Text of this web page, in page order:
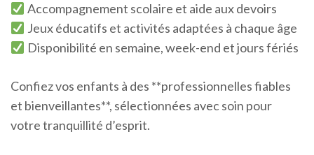
Accompagnement scolaire et aide aux devoirs
Jeux éducatifs et activités adaptées à chaque âge
Disponibilité en semaine, week-end et jours fériés
Confiez vos enfants à des **professionnelles fiables
et bienveillantes**, sélectionnées avec soin pour
votre tranquillité d’esprit.